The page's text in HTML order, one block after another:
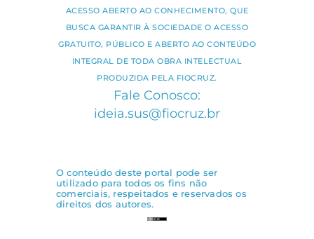
ACESSO ABERTO AO CONHECIMENTO, QUE
BUSCA GARANTIR À SOCIEDADE O ACESSO
GRATUITO, PÚBLICO E ABERTO AO CONTEÚDO
INTEGRAL DE TODA OBRA INTELECTUAL
PRODUZIDA PELA FIOCRUZ.
Fale Conosco:
ideia.sus@fiocruz.br
O conteúdo deste portal pode ser
utilizado para todos os fins não
comerciais, respeitados e reservados os
direitos dos autores.